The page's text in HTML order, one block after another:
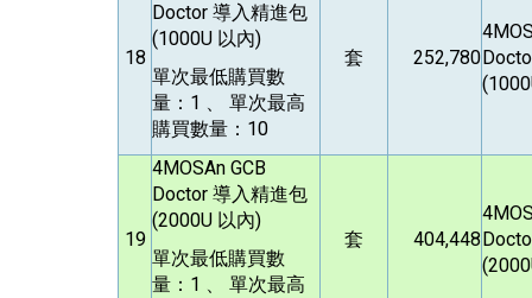
18
Doctor 導入精進包
(1000U 以內)
單次最低購買數
量：1 、 單次最高
購買數量：10
套 252,780
19
4MOSAn GCB
Doctor 導入精進包
(2000U 以內)
單次最低購買數
量：1 、 單次最高
套 404,448